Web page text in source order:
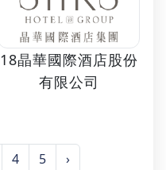
18晶華國際酒店股份
有限公司
4 5 ›